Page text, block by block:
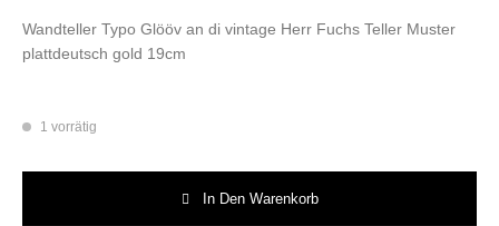
Wandteller Typo Glööv an di vintage Herr Fuchs Teller Muster
plattdeutsch gold 19cm
1 vorrätig
In Den Warenkorb